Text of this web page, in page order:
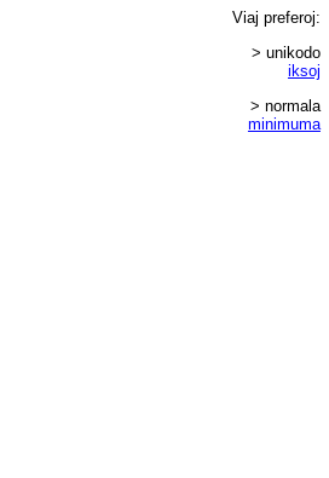
Viaj preferoj:
> unikodo
iksoj
> normala
minimuma